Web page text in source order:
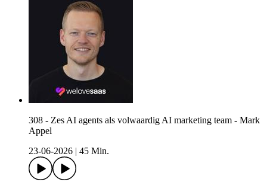
308 - Zes AI agents als volwaardig AI marketing team - Mark
Appel
23-06-2026
45 Min.